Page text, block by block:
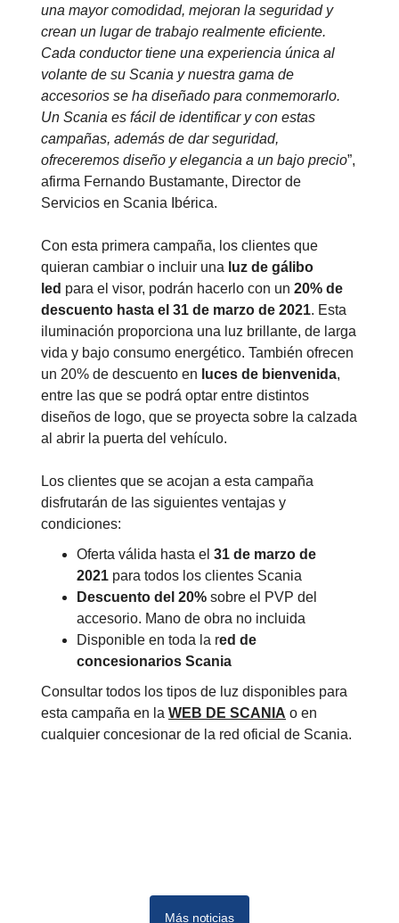
una mayor comodidad, mejoran la seguridad y
crean un lugar de trabajo realmente eficiente.
Cada conductor tiene una experiencia única al
volante de su Scania y nuestra gama de
accesorios se ha diseñado para conmemorarlo.
Un Scania es fácil de identificar y con estas
campañas, además de dar seguridad,
ofreceremos diseño y elegancia a un bajo precio”,
afirma Fernando Bustamante, Director de
Servicios en Scania Ibérica.
Con esta primera campaña, los clientes que
quieran cambiar o incluir una luz de gálibo
led para el visor, podrán hacerlo con un 20% de
descuento hasta el 31 de marzo de 2021. Esta
iluminación proporciona una luz brillante, de larga
vida y bajo consumo energético. También ofrecen
un 20% de descuento en luces de bienvenida,
entre las que se podrá optar entre distintos
diseños de logo, que se proyecta sobre la calzada
al abrir la puerta del vehículo.
Los clientes que se acojan a esta campaña
disfrutarán de las siguientes ventajas y
condiciones:
Oferta válida hasta el 31 de marzo de
2021 para todos los clientes Scania
Descuento del 20% sobre el PVP del
accesorio. Mano de obra no incluida
Disponible en toda la red de
concesionarios Scania
Consultar todos los tipos de luz disponibles para
esta campaña en la WEB DE SCANIA o en
cualquier concesionar de la red oficial de Scania.
Más noticias